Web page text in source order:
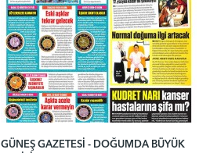
GÜNEŞ GAZETESI - DOĞUMDA BÜYÜK